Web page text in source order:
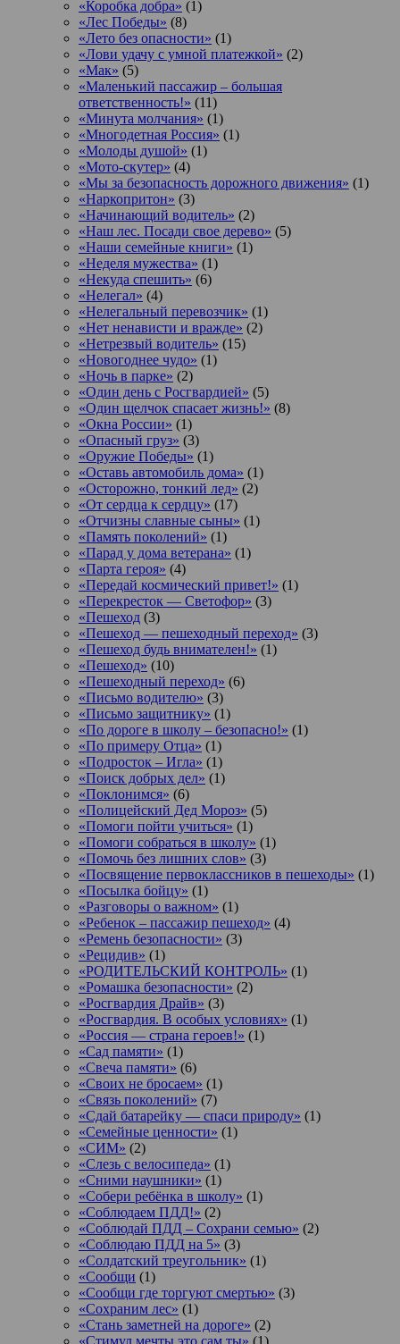
«Коробка добра» (1)
«Лес Победы» (8)
«Лето без опасности» (1)
«Лови удачу с умной платежкой» (2)
«Мак» (5)
«Маленький пассажир – большая
ответственность!» (11)
«Минута молчания» (1)
«Многодетная Россия» (1)
«Молоды душой» (1)
«Мото-скутер» (4)
«Мы за безопасность дорожного движения» (1)
«Наркопритон» (3)
«Начинающий водитель» (2)
«Наш лес. Посади свое дерево» (5)
«Наши семейные книги» (1)
«Неделя мужества» (1)
«Некуда спешить» (6)
«Нелегал» (4)
«Нелегальный перевозчик» (1)
«Нет ненависти и вражде» (2)
«Нетрезвый водитель» (15)
«Новогоднее чудо» (1)
«Ночь в парке» (2)
«Один день с Росгвардией» (5)
«Один щелчок спасает жизнь!» (8)
«Окна России» (1)
«Опасный груз» (3)
«Оружие Победы» (1)
«Оставь автомобиль дома» (1)
«Осторожно, тонкий лед» (2)
«От сердца к сердцу» (17)
«Отчизны славные сыны» (1)
«Память поколений» (1)
«Парад у дома ветерана» (1)
«Парта героя» (4)
«Передай космический привет!» (1)
«Перекресток — Светофор» (3)
«Пешеход (3)
«Пешеход — пешеходный переход» (3)
«Пешеход будь внимателен!» (1)
«Пешеход» (10)
«Пешеходный переход» (6)
«Письмо водителю» (3)
«Письмо защитнику» (1)
«По дороге в школу – безопасно!» (1)
«По примеру Отца» (1)
«Подросток ‒ Игла» (1)
«Поиск добрых дел» (1)
«Поклонимся» (6)
«Полицейский Дед Мороз» (5)
«Помоги пойти учиться» (1)
«Помоги собраться в школу» (1)
«Помочь без лишних слов» (3)
«Посвящение первоклассников в пешеходы» (1)
«Посылка бойцу» (1)
«Разговоры о важном» (1)
«Ребенок – пассажир пешеход» (4)
«Ремень безопасности» (3)
«Рецидив» (1)
«РОДИТЕЛЬСКИЙ КОНТРОЛЬ» (1)
«Ромашка безопасности» (2)
«Росгвардия Драйв» (3)
«Росгвардия. В особых условиях» (1)
«Россия — страна героев!» (1)
«Сад памяти» (1)
«Свеча памяти» (6)
«Своих не бросаем» (1)
«Связь поколений» (7)
«Сдай батарейку — спаси природу» (1)
«Семейные ценности» (1)
«СИМ» (2)
«Слезь с велосипеда» (1)
«Сними наушники» (1)
«Собери ребёнка в школу» (1)
«Соблюдаем ПДД!» (2)
«Соблюдай ПДД – Сохрани семью» (2)
«Соблюдаю ПДД на 5» (3)
«Солдатский треугольник» (1)
«Сообщи (1)
«Сообщи где торгуют смертью» (3)
«Сохраним лес» (1)
«Стань заметней на дороге» (2)
«Стимул мечты это сам ты» (1)